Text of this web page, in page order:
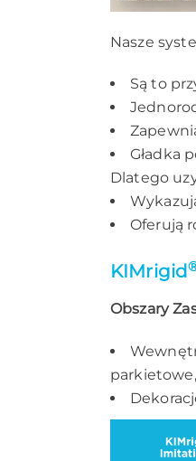
Nasze
Są to
Gładka
Dlatego
Oferują
KIMrigid
Obszary